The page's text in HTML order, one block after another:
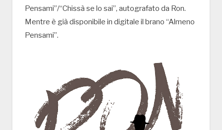
Pensami”/“Chissà se lo sai”, autografato da Ron.
Mentre è già disponibile in digitale il brano “Almeno
Pensami”.